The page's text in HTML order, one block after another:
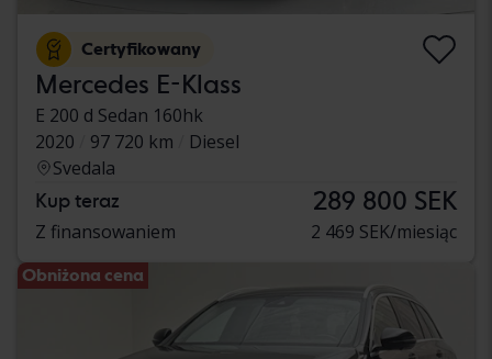
Certyfikowany
Mercedes E-Klass
E 200 d Sedan 160hk
2020
97 720 km
Diesel
Svedala
Kup teraz 289 800 SEK
Z finansowaniem 2 469 SEK/miesiąc
Obniżona cena